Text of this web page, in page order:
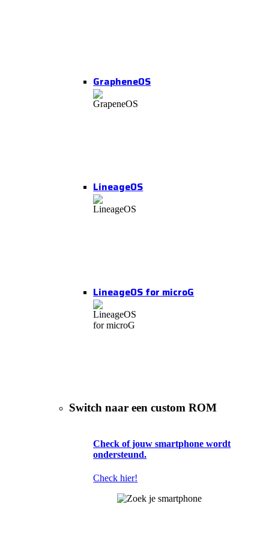
GrapheneOS
LineageOS
LineageOS for microG
Switch naar een custom ROM
Check of jouw smartphone wordt
ondersteund.
Check hier!